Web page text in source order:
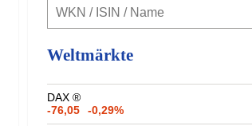
Weltmärkte
DAX ®
-76,05
-0,29%